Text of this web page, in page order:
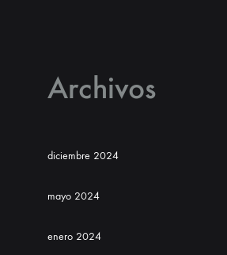
Archivos
diciembre 2024
mayo 2024
enero 2024